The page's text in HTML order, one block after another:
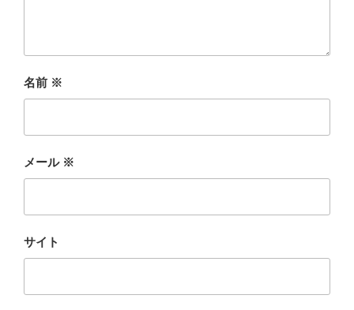
名前 ※
メール ※
サイト